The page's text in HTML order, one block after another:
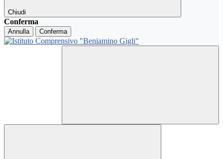
Chiudi
Conferma
Annulla Conferma